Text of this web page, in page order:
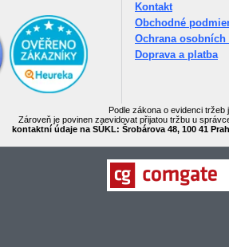
Kontakt
Obchodné
Ochrana osobních
Doprava a platba
Podle zákona o evidenci
Zároveň je povinen zaevidovat přijatou tržbu u
kontaktní údaje na SÚKL: Šrobárova 48, 100 41